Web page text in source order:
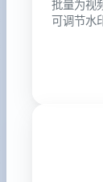
批量为视
可调节水